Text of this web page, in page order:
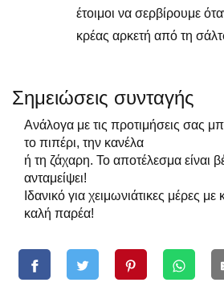
έτοιμοι να σερβίρουμε
κρέας αρκετή από τη
Σημειώσεις συνταγής
Ανάλογα με τις προτιμήσεις σας
το πιπέρι, την κανέλα
ή τη ζάχαρη. Το αποτέλεσμα είναι
ανταμείψει!
Ιδανικό για χειμωνιάτικες μέρες με
καλή παρέα!